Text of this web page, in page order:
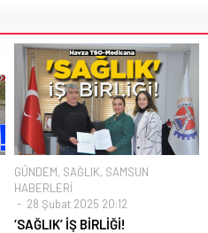
GÜNDEM, SAĞLIK, SAMSUN
HABERLERİ
28 Şubat 2025 20:12
‘SAĞLIK’ İŞ BİRLİĞİ!